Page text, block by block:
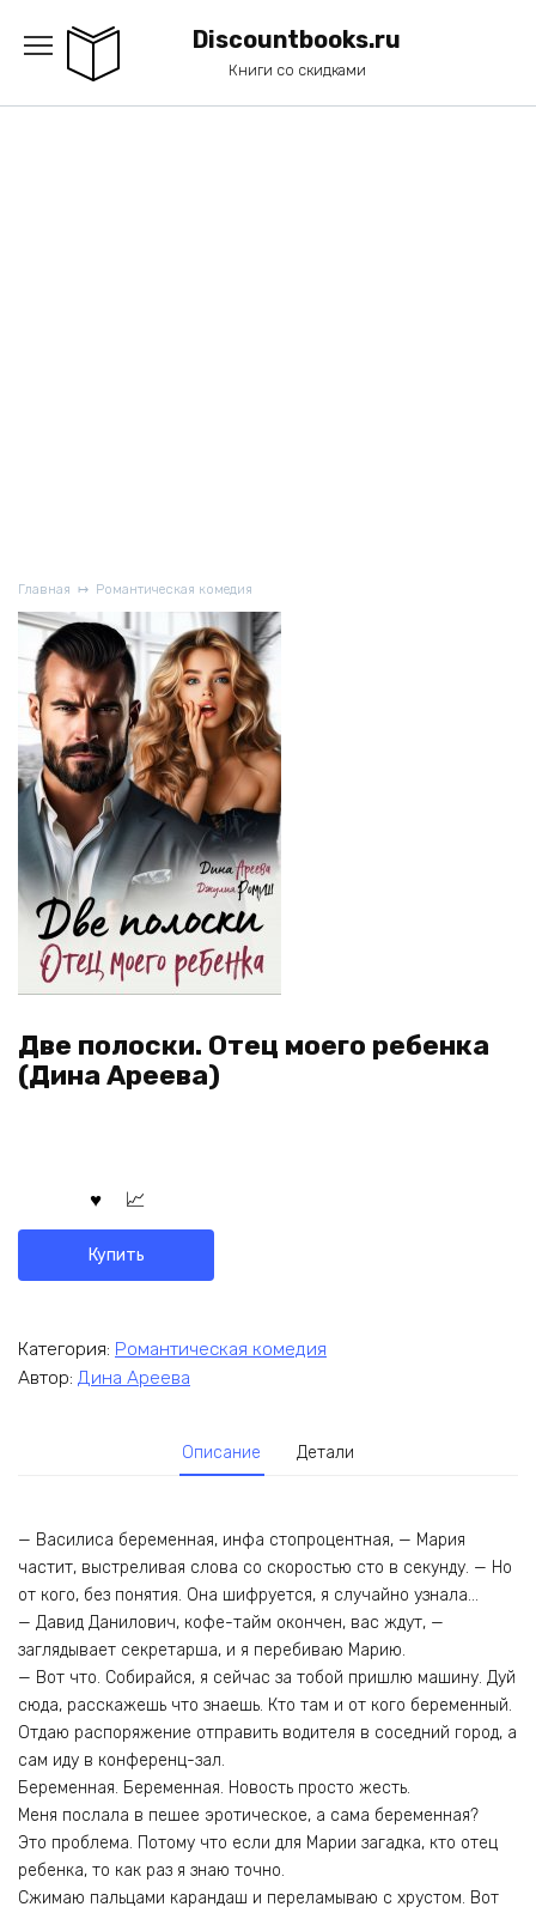
содержанию
Discountbooks.ru
Книги со скидками
Главная Романтическая комедия
Две полоски. Отец моего ребенка
(Дина Ареева)
Купить
Категория: Романтическая комедия
Автор: Дина Ареева
Описание Детали
— Василиса беременная, инфа стопроцентная, — Мария
частит, выстреливая слова со скоростью сто в секунду. — Но
от кого, без понятия. Она шифруется, я случайно узнала…
— Давид Данилович, кофе-тайм окончен, вас ждут, —
заглядывает секретарша, и я перебиваю Марию.
— Вот что. Собирайся, я сейчас за тобой пришлю машину. Дуй
сюда, расскажешь что знаешь. Кто там и от кого беременный.
Отдаю распоряжение отправить водителя в соседний город, а
сам иду в конференц-зал.
Беременная. Беременная. Новость просто жесть.
Меня послала в пешее эротическое, а сама беременная?
Это проблема. Потому что если для Марии загадка, кто отец
ребенка, то как раз я знаю точно.
Сжимаю пальцами карандаш и переламываю с хрустом. Вот